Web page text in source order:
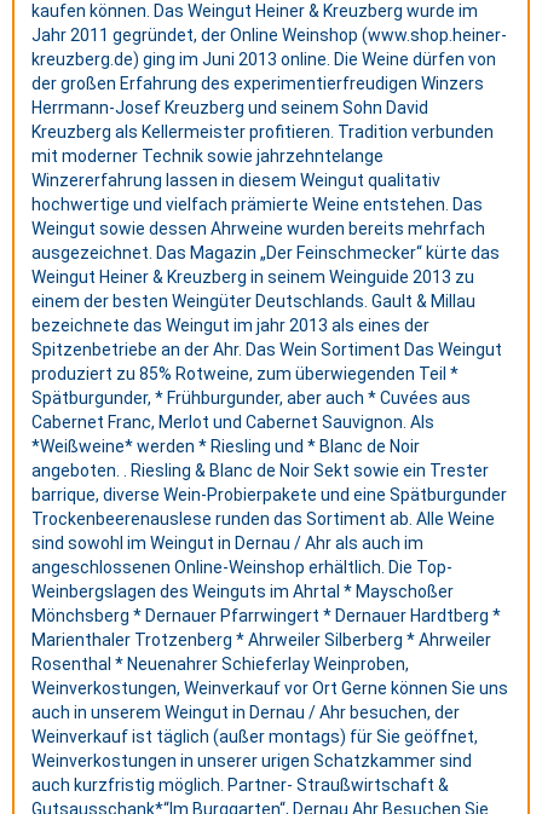
kaufen können. Das Weingut Heiner & Kreuzberg wurde im
Jahr 2011 gegründet, der Online Weinshop (www.shop.heiner-
kreuzberg.de) ging im Juni 2013 online. Die Weine dürfen von
der großen Erfahrung des experimentierfreudigen Winzers
Herrmann-Josef Kreuzberg und seinem Sohn David
Kreuzberg als Kellermeister profitieren. Tradition verbunden
mit moderner Technik sowie jahrzehntelange
Winzererfahrung lassen in diesem Weingut qualitativ
hochwertige und vielfach prämierte Weine entstehen. Das
Weingut sowie dessen Ahrweine wurden bereits mehrfach
ausgezeichnet. Das Magazin „Der Feinschmecker“ kürte das
Weingut Heiner & Kreuzberg in seinem Weinguide 2013 zu
einem der besten Weingüter Deutschlands. Gault & Millau
bezeichnete das Weingut im jahr 2013 als eines der
Spitzenbetriebe an der Ahr. Das Wein Sortiment Das Weingut
produziert zu 85% Rotweine, zum überwiegenden Teil *
Spätburgunder, * Frühburgunder, aber auch * Cuvées aus
Cabernet Franc, Merlot und Cabernet Sauvignon. Als
*Weißweine* werden * Riesling und * Blanc de Noir
angeboten. . Riesling & Blanc de Noir Sekt sowie ein Trester
barrique, diverse Wein-Probierpakete und eine Spätburgunder
Trockenbeerenauslese runden das Sortiment ab. Alle Weine
sind sowohl im Weingut in Dernau / Ahr als auch im
angeschlossenen Online-Weinshop erhältlich. Die Top-
Weinbergslagen des Weinguts im Ahrtal * Mayschoßer
Mönchsberg * Dernauer Pfarrwingert * Dernauer Hardtberg *
Marienthaler Trotzenberg * Ahrweiler Silberberg * Ahrweiler
Rosenthal * Neuenahrer Schieferlay Weinproben,
Weinverkostungen, Weinverkauf vor Ort Gerne können Sie uns
auch in unserem Weingut in Dernau / Ahr besuchen, der
Weinverkauf ist täglich (außer montags) für Sie geöffnet,
Weinverkostungen in unserer urigen Schatzkammer sind
auch kurzfristig möglich. Partner- Straußwirtschaft &
Gutsausschank*“Im Burggarten“, Dernau Ahr Besuchen Sie